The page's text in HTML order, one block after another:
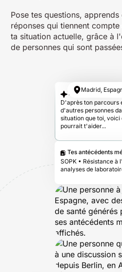
Pose tes questions,
réponses qui tiennent
ta situation actuelle, grâce à
de personnes qui sont
Madrid,
Ta réponse
D'après ton parcours
d'autres personnes
situation que toi, voici
pourrait t'aider...
Tes antécédents
SOPK • Résistance à
analyses de